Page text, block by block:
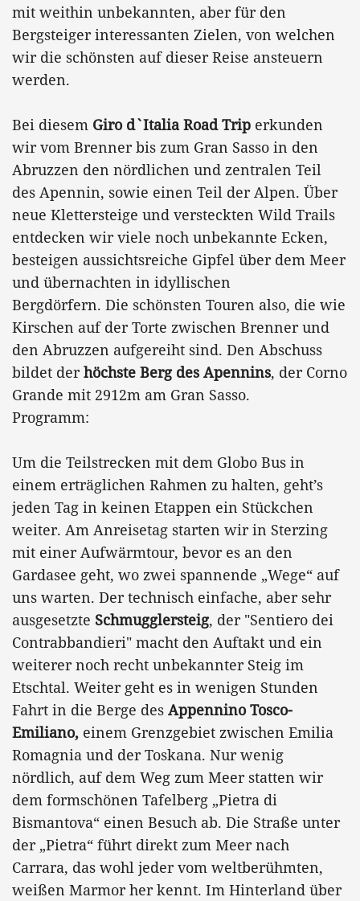
mit weithin unbekannten, aber für den
Bergsteiger interessanten Zielen, von welchen
wir die schönsten auf dieser Reise ansteuern
werden.
Bei diesem Giro d`Italia Road Trip erkunden
wir vom Brenner bis zum Gran Sasso in den
Abruzzen den nördlichen und zentralen Teil
des Apennin, sowie einen Teil der Alpen. Über
neue Klettersteige und versteckten Wild Trails
entdecken wir viele noch unbekannte Ecken,
besteigen aussichtsreiche Gipfel über dem Meer
und übernachten in idyllischen
Bergdörfern. Die schönsten Touren also, die wie
Kirschen auf der Torte zwischen Brenner und
den Abruzzen aufgereiht sind. Den Abschuss
bildet derhöchste Berg des Apennins, der Corno
Grande mit 2912m am Gran Sasso.
Programm:
Um die Teilstrecken mit dem Globo Bus in
einem erträglichen Rahmen zu halten, geht’s
jeden Tag in keinen Etappen ein Stückchen
weiter. Am Anreisetag starten wir in Sterzing
mit einer Aufwärmtour, bevor es an den
Gardasee geht, wo zwei spannende „Wege“ auf
uns warten. Der technisch einfache, aber sehr
ausgesetzte Schmugglersteig, der "Sentiero dei
Contrabbandieri" macht den Auftakt und ein
weiterer noch recht unbekannter Steig im
Etschtal. Weiter geht es in wenigen Stunden
Fahrt in die Berge des Appennino Tosco-
Emiliano, einem Grenzgebiet zwischen Emilia
Romagnia und der Toskana. Nur wenig
nördlich, auf dem Weg zum Meer statten wir
dem formschönen Tafelberg „Pietra di
Bismantova“ einen Besuch ab. Die Straße unter
der „Pietra“ führt direkt zum Meer nach
Carrara, das wohl jeder vom weltberühmten,
weißen Marmor her kennt. Im Hinterland über